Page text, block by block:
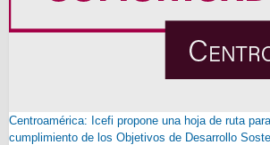
Centroamérica: Icefi propone una hoja de ruta
cumplimiento de los Objetivos de Desarrollo